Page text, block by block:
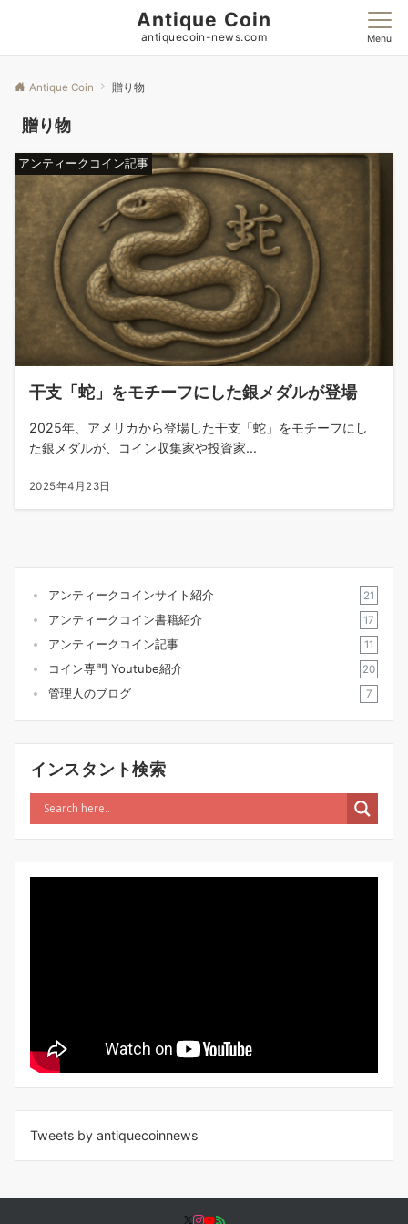
Antique Coin
antiquecoin-news.com Menu
Antique Coin 贈り物
贈り物
アンティークコイン記事
干支「蛇」をモチーフにした銀メダルが登場
2025年、アメリカから登場した干支「蛇」をモチーフにし
た銀メダルが、コイン収集家や投資家...
2025年4月23日
アンティークコインサイト紹介 21
アンティークコイン書籍紹介 17
アンティークコイン記事 11
コイン専門 Youtube紹介 20
管理人のブログ 7
インスタント検索
Tweets by antiquecoinnews